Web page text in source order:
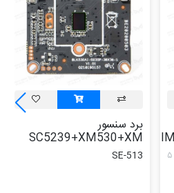
برد سنسور
SE-